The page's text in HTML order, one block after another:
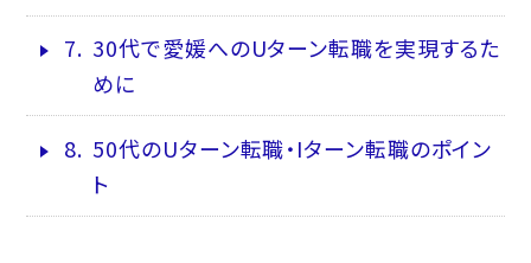
7. 30代で愛媛へのUターン転職を実現するた
めに
8. 50代のUターン転職・Iターン転職のポイン
ト